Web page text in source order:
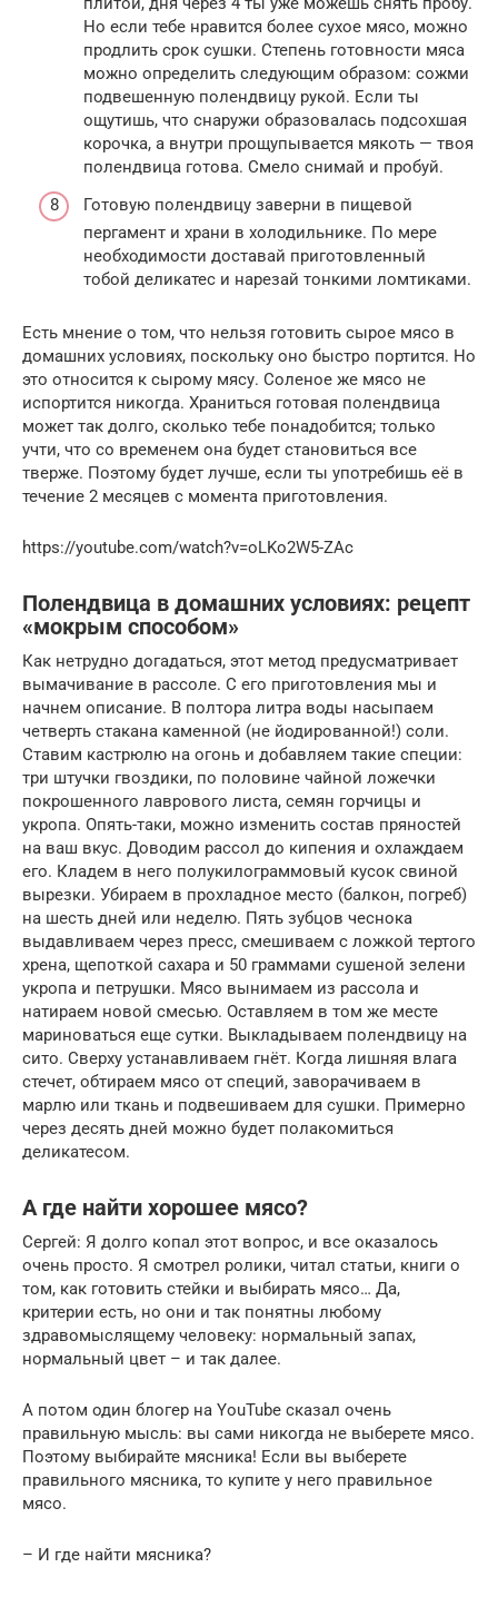
Но если тебе нравится более сухое мясо, можно
продлить срок сушки. Степень готовности мяса
можно определить следующим образом: сожми
подвешенную полендвицу рукой. Если ты
ощутишь, что снаружи образовалась подсохшая
корочка, а внутри прощупывается мякоть — твоя
полендвица готова. Смело снимай и пробуй.
Готовую полендвицу заверни в пищевой
пергамент и храни в холодильнике. По мере
необходимости доставай приготовленный
тобой деликатес и нарезай тонкими ломтиками.
Есть мнение о том, что нельзя готовить сырое мясо в
домашних условиях, поскольку оно быстро портится. Но
это относится к сырому мясу. Соленое же мясо не
испортится никогда. Храниться готовая полендвица
может так долго, сколько тебе понадобится; только
учти, что со временем она будет становиться все
тверже. Поэтому будет лучше, если ты употребишь её в
течение 2 месяцев с момента приготовления.
https://youtube.com/watch?v=oLKo2W5-ZAc
Полендвица в домашних условиях: рецепт
«мокрым способом»
Как нетрудно догадаться, этот метод предусматривает
вымачивание в рассоле. С его приготовления мы и
начнем описание. В полтора литра воды насыпаем
четверть стакана каменной (не йодированной!) соли.
Ставим кастрюлю на огонь и добавляем такие специи:
три штучки гвоздики, по половине чайной ложечки
покрошенного лаврового листа, семян горчицы и
укропа. Опять-таки, можно изменить состав пряностей
на ваш вкус. Доводим рассол до кипения и охлаждаем
его. Кладем в него полукилограммовый кусок свиной
вырезки. Убираем в прохладное место (балкон, погреб)
на шесть дней или неделю. Пять зубцов чеснока
выдавливаем через пресс, смешиваем с ложкой тертого
хрена, щепоткой сахара и 50 граммами сушеной зелени
укропа и петрушки. Мясо вынимаем из рассола и
натираем новой смесью. Оставляем в том же месте
мариноваться еще сутки. Выкладываем полендвицу на
сито. Сверху устанавливаем гнёт. Когда лишняя влага
стечет, обтираем мясо от специй, заворачиваем в
марлю или ткань и подвешиваем для сушки. Примерно
через десять дней можно будет полакомиться
деликатесом.
А где найти хорошее мясо?
Сергей: Я долго копал этот вопрос, и все оказалось
очень просто. Я смотрел ролики, читал статьи, книги о
том, как готовить стейки и выбирать мясо… Да,
критерии есть, но они и так понятны любому
здравомыслящему человеку: нормальный запах,
нормальный цвет – и так далее.
А потом один блогер на YouTube сказал очень
правильную мысль: вы сами никогда не выберете мясо.
Поэтому выбирайте мясника! Если вы выберете
правильного мясника, то купите у него правильное
мясо.
– И где найти мясника?